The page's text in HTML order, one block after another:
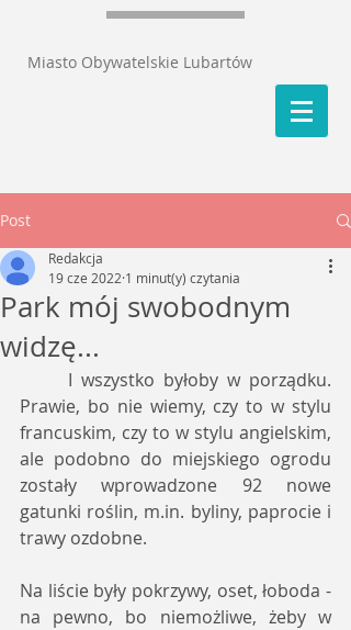
Miasto Obywatelskie Lubartów
Post
Park mój swobodnym
widzę...
Redakcja
19 cze 2022 1 minut(y) czytania
Prawie, bo nie wiemy, czy to w stylu
francuskim, czy to w stylu angielskim,
ale podobno do miejskiego ogrodu
zostały wprowadzone 92 nowe
gatunki roślin, m.in. byliny, paprocie i
trawy ozdobne.
Na liście były pokrzywy, oset, łoboda -
na pewno, bo niemożliwe, żeby w